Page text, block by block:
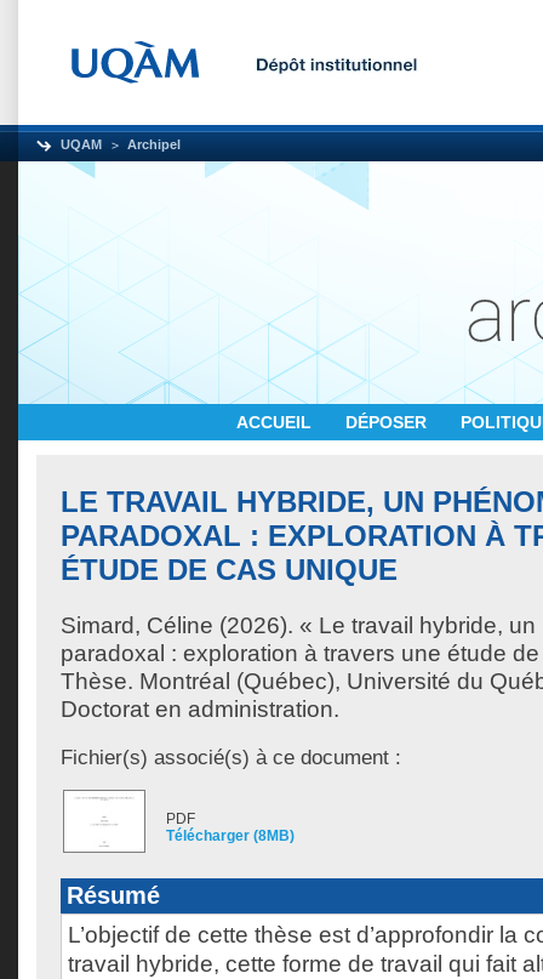
UQAM Archipel
ACCUEIL DÉPOSER
LE TRAVAIL HYBRIDE, UN
PARADOXAL : EXPLORATION À
ÉTUDE DE CAS UNIQUE
Simard, Céline (2026). « Le travail hybride,
paradoxal : exploration à travers une étude
Thèse. Montréal (Québec), Université du
Doctorat en administration.
Fichier(s) associé(s) à ce document :
PDF
Télécharger (8MB)
Résumé
L’objectif de cette thèse est d’approfondir la
travail hybride, cette forme de travail qui fait